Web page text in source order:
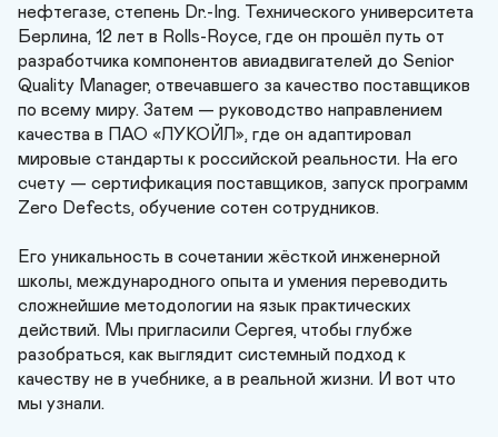
нефтегазе, степень Dr.-Ing. Технического университета
Берлина, 12 лет в Rolls-Royce, где он прошёл путь от
разработчика компонентов авиадвигателей до Senior
Quality Manager, отвечавшего за качество поставщиков
по всему миру. Затем — руководство направлением
качества в ПАО «ЛУКОЙЛ», где он адаптировал
мировые стандарты к российской реальности. На его
счету — сертификация поставщиков, запуск программ
Zero Defects, обучение сотен сотрудников.
Его уникальность в сочетании жёсткой инженерной
школы, международного опыта и умения переводить
сложнейшие методологии на язык практических
действий. Мы пригласили Сергея, чтобы глубже
разобраться, как выглядит системный подход к
качеству не в учебнике, а в реальной жизни. И вот что
мы узнали.